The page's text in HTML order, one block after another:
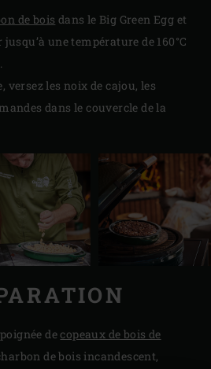
de bois dans le Big Green Egg et
une température de 160°C
versez les noix de cajou, les
dans le couvercle de la
decopeaux de bois de
de bois incandescent,